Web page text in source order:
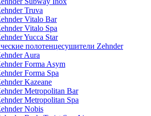
Truva
Vitalo Bar
Vitalo Spa
Yucca Star
полотенцесушители Zehnder
Aura
Forma Asym
Forma Spa
Kazeane
Metropolitan Bar
Metropolitan Spa
Nobis